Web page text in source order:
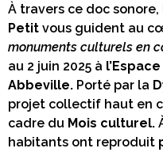
À travers ce doc sonore,
Petit vous guident au
monuments culturels en
au 2 juin 2025 à
Abbeville. Porté par la
projet collectif haut en
cadre du Mois culturel.
habitants ont reproduit